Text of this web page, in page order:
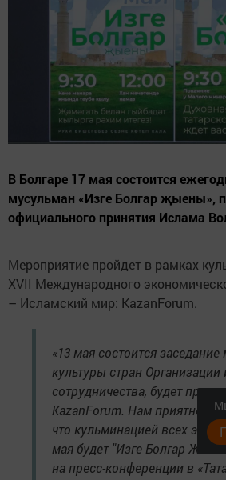
В Болгаре 17 мая состоится
мусульман «Изге Болгар
официального принятия Ислама
Мероприятие пройдет в рамках
XVII Международного
– Исламский мир: KazanForum.
«13 мая состоится
культуры стран Организации
сотрудничества, будет
KazanForum. Нам приятно
что кульминацией всех этих
мая будет "Изге Болгар
на пресс-конференции в